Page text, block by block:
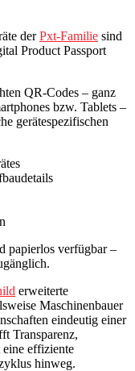
derPxt-Familie sind
Product Passport
QR-Codes – ganz
bzw. Tablets –
gerätespezifischen
papierlos verfügbar –
erweiterte
Maschinenbauer
eindeutig einer
Transparenz,
eine effiziente
hinweg.